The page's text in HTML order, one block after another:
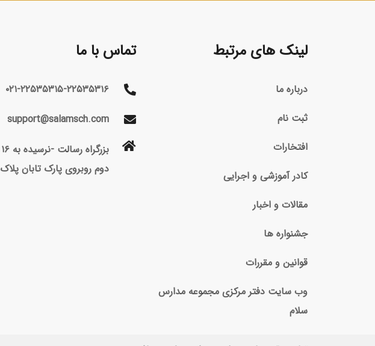
لینک های مرتبط
درباره ما
ثبت نام
افتخارات
کادر آموزشی و اجرایی
مقالات و اخبار
جشنواره ها
قوانین و مقررات
وب سایت دفتر مرکزی مجموعه مدارس
سلام
تماس با ما
۰۲۱-۲۲۵۳۵۳۱۵-۲۲۵۳۵۳۱۶
support@salamsch.com
دوم روبروی پارک تابان پلاک ۱۰۰۵